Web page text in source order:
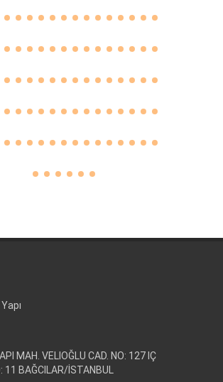
MAH. VELIOĞLU CAD. NO: 127 IÇ
11 BAĞCILAR/İSTANBUL